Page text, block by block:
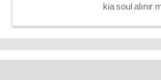
kia soul alınır